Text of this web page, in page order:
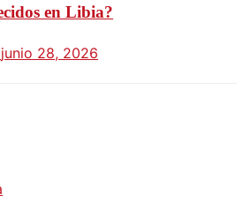
en Libia?
junio 28, 2026